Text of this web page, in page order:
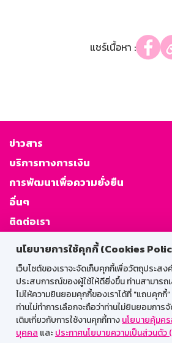
นโยบายการใช้คุกกี้ (Cookies
เว็บไซต์ของเราจะจัดเก็บคุกกี้เพื่อวัตถุประส
ประสบการณ์ของผู้ใช้ให้ดียิ่งขึ้น ท่านสามารถ
ไม่ให้ความยินยอมคุกกี้ของเราได้ที่ "แถบคุกกี้
ท่านไม่ทำการเลือกจะถือว่าท่านไม่ยินยอมกา
เติมเกี่ยวกับการใช้งานคุกกี้ทางนโยบายคุ้มค
บุคคล และประกาศนโยบายความเป็นส่วนตั
แชร์เนื้อหา :
ข่าวสาร
บริการทางการเงิน
การพัฒนาเพื่อความยั่งยืน
อื่นๆ
ติดต่อเรา
GSB Society:
สำหรับพนักงาน
Web HR
GSB Wisdom